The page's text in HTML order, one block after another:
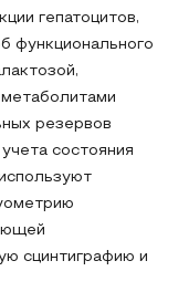
гепатоцитов,
функционального
резервов
состояния
сцинтиграфию и